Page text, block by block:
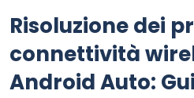
Risoluzione dei
connettività
Android Auto: